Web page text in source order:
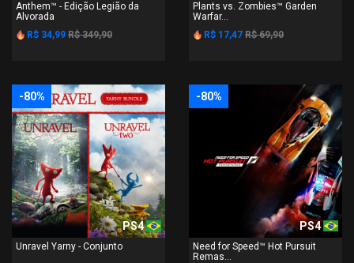
Anthem™ - Edição Legião da
Alvorada
R$ 34,99 R$ 349,90
Plants vs. Zombies™ Garden
Warfar...
R$ 17,47 R$ 69,90
-80%
PS4
Unravel Yarny - Conjunto
-80%
PS4
Need for Speed™ Hot Pursuit
Remas...